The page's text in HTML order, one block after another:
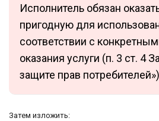
Исполнитель обязан
пригодную для
соответствии с
оказания услуги (п. 3 ст. 4
защите прав
Затем изложить: